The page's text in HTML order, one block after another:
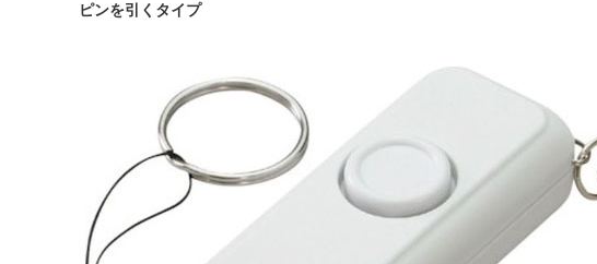
ピンを引くタイプ